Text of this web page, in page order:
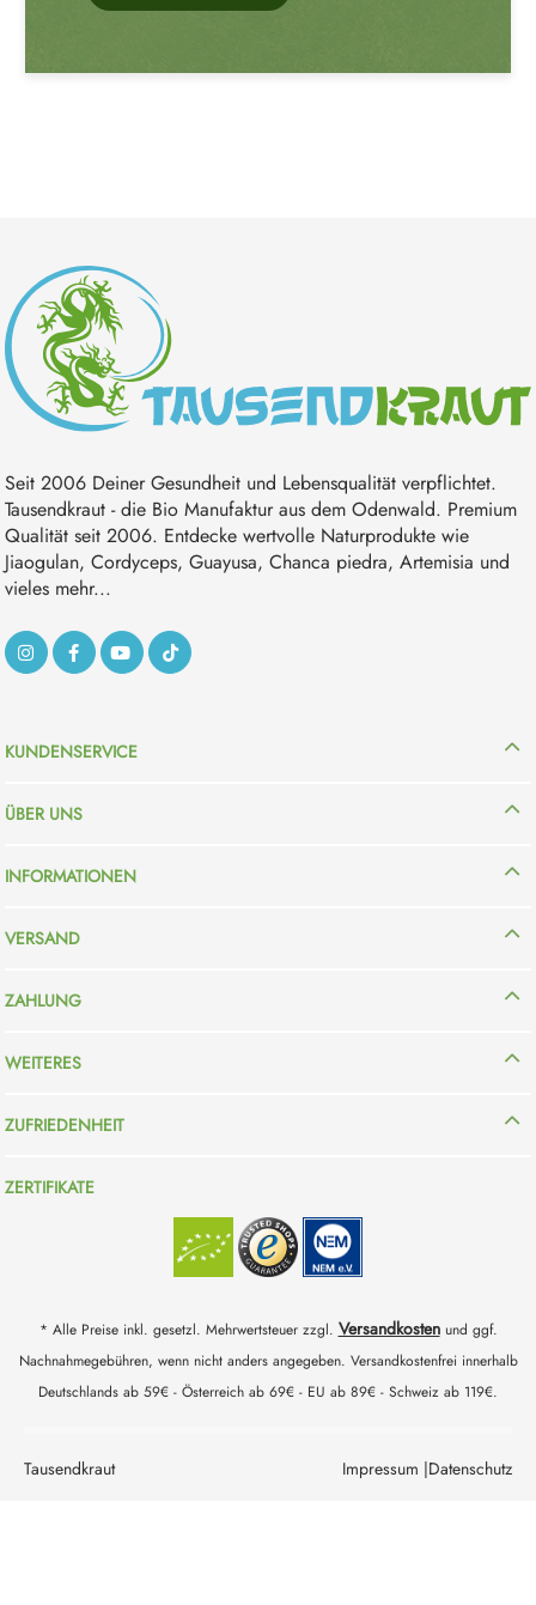
Seit 2006 Deiner Gesundheit und Lebensqualität verpflichtet.
Tausendkraut - die Bio Manufaktur aus dem Odenwald. Premium
Qualität seit 2006. Entdecke wertvolle Naturprodukte wie
Jiaogulan, Cordyceps, Guayusa, Chanca piedra, Artemisia und
vieles mehr...
KUNDENSERVICE
ÜBER UNS
INFORMATIONEN
VERSAND
ZAHLUNG
WEITERES
ZUFRIEDENHEIT
ZERTIFIKATE
* Alle Preise inkl. gesetzl. Mehrwertsteuer zzgl. Versandkostenund ggf.
Nachnahmegebühren, wenn nicht anders angegeben. Versandkostenfrei innerhalb
Deutschlands ab 59€ - Österreich ab 69€ - EU ab 89€ - Schweiz ab 119€.
Tausendkraut Datenschutz
Impressum |